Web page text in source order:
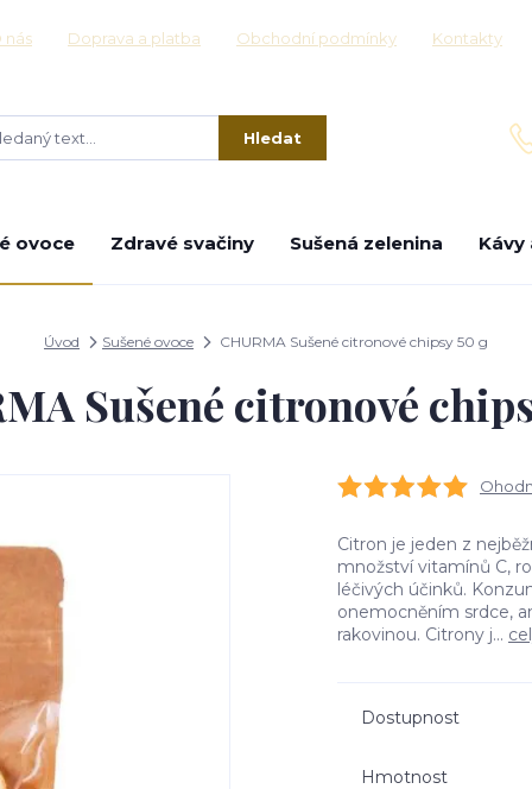
nás Doprava a platba Obchodní podmínky Kontakty
Hledat
ovoce Zdravé svačiny Sušená zelenina Kávy
Úvod Sušené ovoce CHURMA Sušené citronové chipsy 50 g
Sušené citronové
Citron je jeden z
množství vitamínů C,
léčivých účinků.
onemocněním srdce,
rakovinou. Citrony j...
Dostupnost
Hmotnost